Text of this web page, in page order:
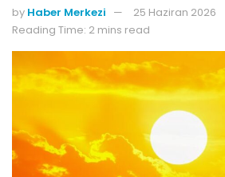
by Haber Merkezi
25 Haziran 2026
Reading Time: 2 mins read